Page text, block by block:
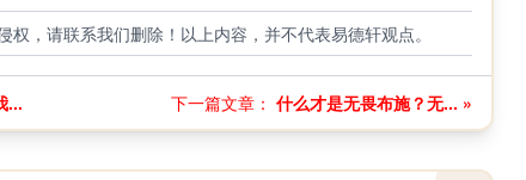
，请联系我们删除！以上内容，并不代表易德轩观点。
... 下一篇文章： 什么才是无畏布施？无... »